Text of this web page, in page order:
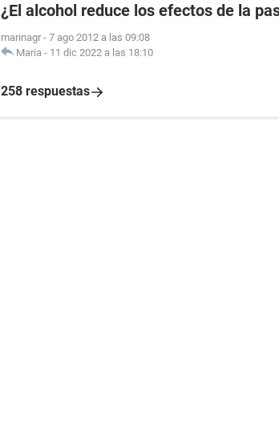
¿El alcohol reduce los efectos de la
marinagr - 7 ago 2012 a las 09:08
Maria - 11 dic 2022 a las 18:10
258 respuestas